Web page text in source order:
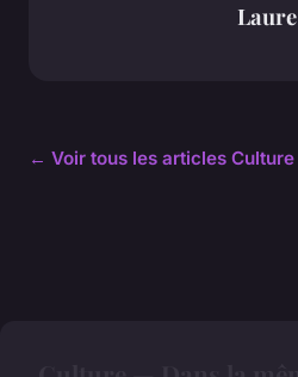
Laure
← Voir tous les articles Culture